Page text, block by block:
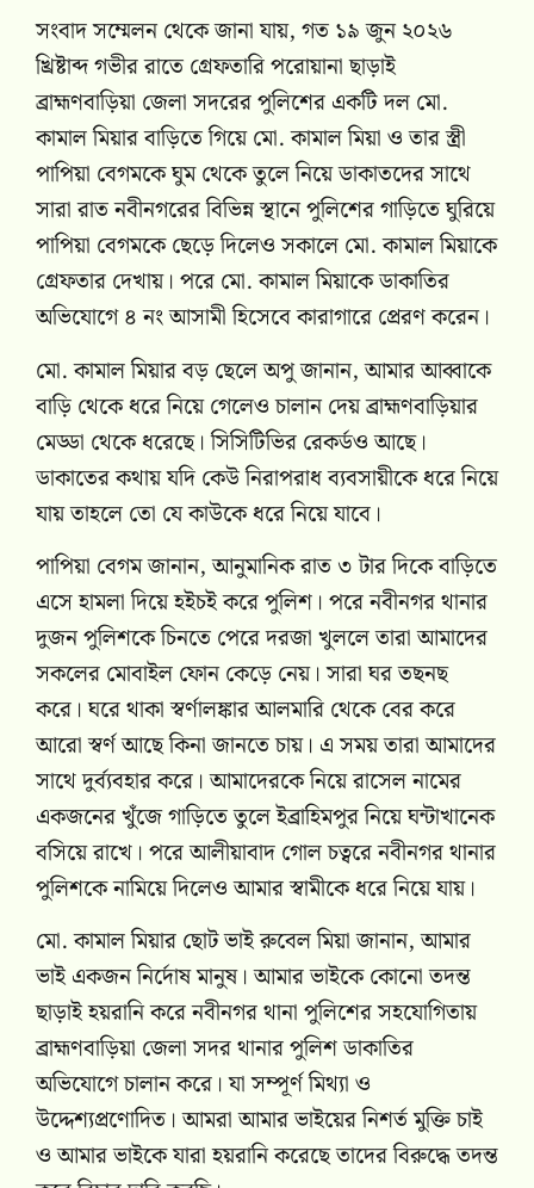
সংবাদ সম্মেলন থেকে জানা যায়, গত ১৯ জুন ২০২৬
খ্রিষ্টাব্দ গভীর রাতে গ্রেফতারি পরোয়ানা ছাড়াই
ব্রাহ্মণবাড়িয়া জেলা সদরের পুলিশের একটি দল মো.
কামাল মিয়ার বাড়িতে গিয়ে মো. কামাল মিয়া ও তার স্ত্রী
পাপিয়া বেগমকে ঘুম থেকে তুলে নিয়ে ডাকাতদের সাথে
সারা রাত নবীনগরের বিভিন্ন স্থানে পুলিশের গাড়িতে ঘুরিয়ে
পাপিয়া বেগমকে ছেড়ে দিলেও সকালে মো. কামাল মিয়াকে
গ্রেফতার দেখায়। পরে মো. কামাল মিয়াকে ডাকাতির
অভিযোগে ৪ নং আসামী হিসেবে কারাগারে প্রেরণ করেন।
মো. কামাল মিয়ার বড় ছেলে অপু জানান, আমার আব্বাকে
বাড়ি থেকে ধরে নিয়ে গেলেও চালান দেয় ব্রাহ্মণবাড়িয়ার
মেড্ডা থেকে ধরেছে। সিসিটিভির রেকর্ডও আছে।
ডাকাতের কথায় যদি কেউ নিরাপরাধ ব্যবসায়ীকে ধরে নিয়ে
যায় তাহলে তো যে কাউকে ধরে নিয়ে যাবে।
পাপিয়া বেগম জানান, আনুমানিক রাত ৩ টার দিকে বাড়িতে
এসে হামলা দিয়ে হইচই করে পুলিশ। পরে নবীনগর থানার
দুজন পুলিশকে চিনতে পেরে দরজা খুললে তারা আমাদের
সকলের মোবাইল ফোন কেড়ে নেয়। সারা ঘর তছনছ
করে। ঘরে থাকা স্বর্ণালঙ্কার আলমারি থেকে বের করে
আরো স্বর্ণ আছে কিনা জানতে চায়। এ সময় তারা আমাদের
সাথে দুর্ব্যবহার করে। আমাদেরকে নিয়ে রাসেল নামের
একজনের খুঁজে গাড়িতে তুলে ইব্রাহিমপুর নিয়ে ঘন্টাখানেক
বসিয়ে রাখে। পরে আলীয়াবাদ গোল চত্বরে নবীনগর থানার
পুলিশকে নামিয়ে দিলেও আমার স্বামীকে ধরে নিয়ে যায়।
মো. কামাল মিয়ার ছোট ভাই রুবেল মিয়া জানান, আমার
ভাই একজন নির্দোষ মানুষ। আমার ভাইকে কোনো তদন্ত
ছাড়াই হয়রানি করে নবীনগর থানা পুলিশের সহযোগিতায়
ব্রাহ্মণবাড়িয়া জেলা সদর থানার পুলিশ ডাকাতির
অভিযোগে চালান করে। যা সম্পূর্ণ মিথ্যা ও
উদ্দেশ্যপ্রণোদিত। আমরা আমার ভাইয়ের নিশর্ত মুক্তি চাই
ও আমার ভাইকে যারা হয়রানি করেছে তাদের বিরুদ্ধে তদন্ত